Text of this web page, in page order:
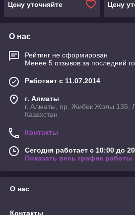
ANGELOPO
Цену уточняйте Цену
О нас
Рейтинг не сформирован
Менее 5 отзывов за последний
Работает с 11.07.2014
г. Алматы
г. Алматы, пр. Жибек Жолы 135,
Казахстан
Контакты
Сегодня работает с 10:00 до
Показать весь график работы
О нас
Контакты